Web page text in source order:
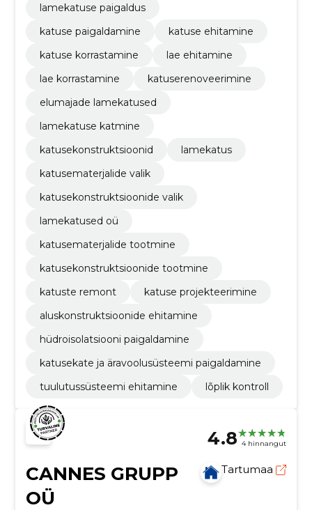
lamekatuse paigaldus
katuse paigaldamine
katuse ehitamine
katuse korrastamine
lae ehitamine
lae korrastamine
katuserenoveerimine
elumajade lamekatused
lamekatuse katmine
katusekonstruktsioonid
lamekatus
katusematerjalide valik
katusekonstruktsioonide valik
lamekatused oü
katusematerjalide tootmine
katusekonstruktsioonide tootmine
katuste remont
katuse projekteerimine
aluskonstruktsioonide ehitamine
hüdroisolatsiooni paigaldamine
katusekate ja äravoolusüsteemi paigaldamine
tuulutussüsteemi ehitamine
lõplik kontroll
4.8 4 hinnangut
CANNES GRUPP
OÜ
Tartumaa